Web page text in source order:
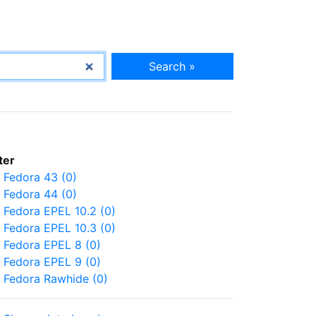
Search »
Fedora 43 (0)
Fedora 44 (0)
Fedora EPEL 10.2 (0)
Fedora EPEL 10.3 (0)
Fedora EPEL 8 (0)
Fedora EPEL 9 (0)
Fedora Rawhide (0)